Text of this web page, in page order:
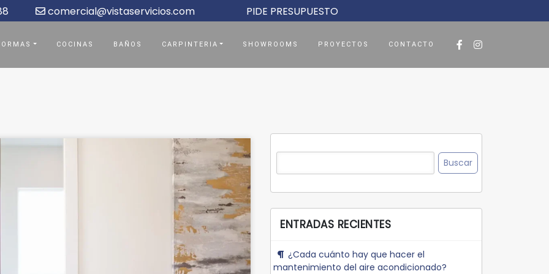
comercial@vistaservicios.com PIDE PRESUPUESTO
COCINAS BAÑOS CARPINTERIA SHOWROOMS PROYECTOS CONTACTO
Buscar:
ENTRADAS RECIENTES
¿Cada cuánto hay que hacer el
mantenimiento del aire acondicionado?